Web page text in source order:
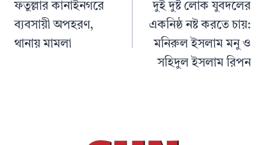
ফতুল্লার কানাইনগরে
ব্যবসায়ী অপহরণ,
থানায় মামলা
দুই দুষ্ট লোক যুবদলের
একনিষ্ঠ নষ্ট করতে চায়:
মনিরুল ইসলাম মনু ও
সহিদুল ইসলাম রিপন